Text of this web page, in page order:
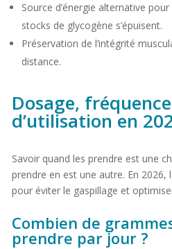
Source d’énergie alternative
stocks de glycogène s’épuisent.
Préservation de l’intégrité
distance.
Dosage,
d’utilisation en
Savoir quand les prendre est une
prendre en est une autre. En
pour éviter le gaspillage et
Combien de
prendre par jour ?